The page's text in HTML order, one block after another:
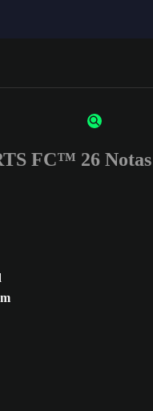
ou números
FC™ 26